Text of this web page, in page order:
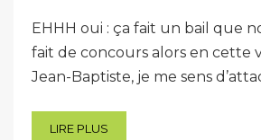
EHHH oui : ça fait un bail que
fait de concours alors en cette
Jean-Baptiste, je me sens
LIRE PLUS